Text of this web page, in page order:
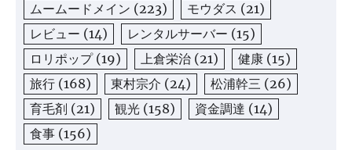
ムームードメイン (223) モウダス (21)
レビュー (14) レンタルサーバー (15)
ロリポップ(19) 上倉栄治 (21) 健康 (15)
旅行 (168) 東村宗介 (24) 松浦幹三 (26)
育毛剤 (21) 観光 (158) 資金調達 (14)
食事 (156)